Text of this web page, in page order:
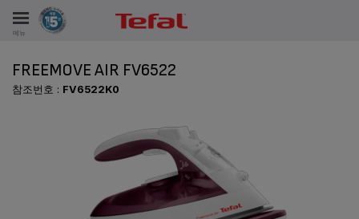
메뉴
FREEMOVE AIR FV6522
참조번호 : FV6522K0